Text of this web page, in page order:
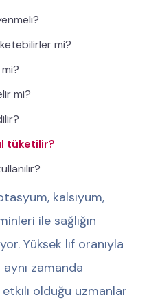
mi?
mi?
tüketilir?
kalsiyum,
ile sağlığın
Yüksek lif oranıyla
aynı zamanda
olduğu uzmanlar